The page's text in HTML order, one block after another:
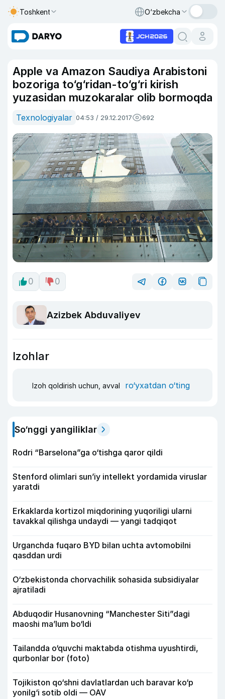
Toshkent O‘zbekcha
Apple va Amazon Saudiya Arabistoni
bozoriga to‘g‘ridan-to‘g‘ri kirish
yuzasidan muzokaralar olib bormoqda
Texnologiyalar 04:53 / 29.12.2017 692
0 0
Azizbek Abduvaliyev
Izohlar
Izoh qoldirish uchun, avval ro‘yxatdan o‘ting
So‘nggi yangiliklar
Rodri “Barselona”ga o‘tishga qaror qildi
Stenford olimlari sun’iy intellekt yordamida viruslar
yaratdi
Erkaklarda kortizol miqdorining yuqoriligi ularni
tavakkal qilishga undaydi — yangi tadqiqot
Urganchda fuqaro BYD bilan uchta avtomobilni
qasddan urdi
O‘zbekistonda chorvachilik sohasida subsidiyalar
ajratiladi
Abduqodir Husanovning “Manchester Siti”dagi
maoshi ma’lum bo‘ldi
Tailandda o‘quvchi maktabda otishma uyushtirdi,
qurbonlar bor (foto)
Tojikiston qo‘shni davlatlardan uch baravar ko‘p
yonilg‘i sotib oldi — OAV